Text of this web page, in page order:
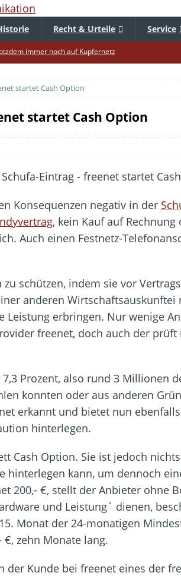
Recht & Urteile Service
immer noch auf Kupfernetz
sparen Käufer am meisten
Klauseln sind unzulässig
Betrugsmasche
nicht abschalten
– Die Benutzernamen kommen
Online-Kündigung gestärkt
startet Cash Option
startet Cash Option
Konsequenzen negativ in der
, kein Kauf auf
Auch einen Festnetz-
schützen, indem sie vor
anderen Wirtschaftsauskunftei
Leistung erbringen. Nur wenige
freenet, doch auch der
Prozent, also rund 3 Millionen
konnten oder aus anderen
erkannt und bietet nun
hinterlegen.
Cash Option. Sie ist jedoch
hinterlegen kann, um dennoch
200,- €, stellt der Anbieter ohne
und Leistung´ dienen,
Monat der 24-monatigen
zehn Monate lang.
Kunde bei freenet eines der